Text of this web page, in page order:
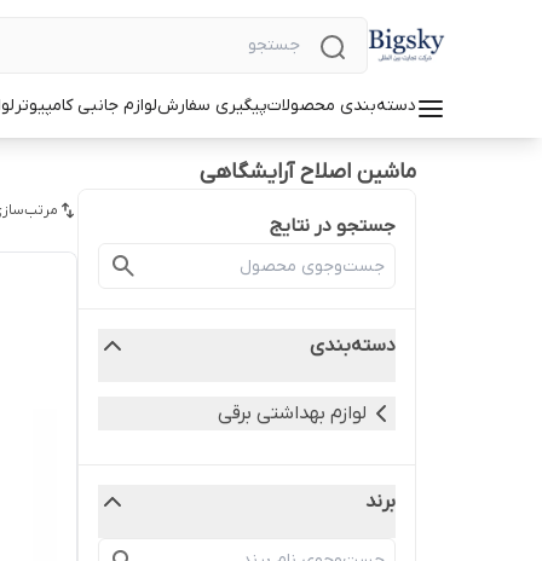
دسته‌بندی محصولاتپیگیری سفارشلوازم جانبی کامپیوتر
ماشین اصلاح آرایشگاهی
جستجو در نتایج
دسته‌بندی
لوازم بهداشتی برقی
برند